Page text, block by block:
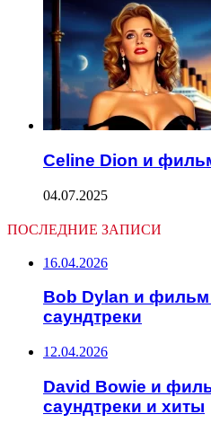
Celine Dion и
04.07.2025
ПОСЛЕДНИЕ ЗАПИСИ
16.04.2026
Bob Dylan и
саундтреки
12.04.2026
David Bowie и
саундтреки и хиты